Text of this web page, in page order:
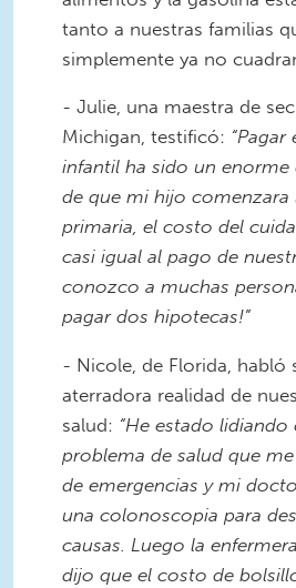
tanto a nuestras familias
simplemente ya no
- Julie, una maestra de
Michigan, testificó:
infantil ha sido un enorme
de que mi hijo comenzara
primaria, el costo del
casi igual al pago de
conozco a muchas
pagar dos hipotecas!”
- Nicole, de Florida, habló
aterradora realidad de
salud: “He estado lidiando
problema de salud que
de emergencias y mi
una colonoscopia para
causas. Luego la
dijo que el costo de